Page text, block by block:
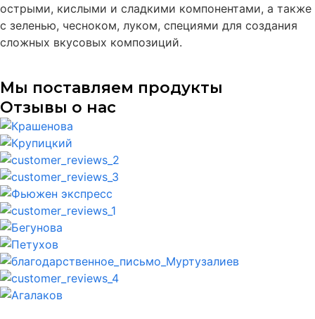
острыми, кислыми и сладкими компонентами, а также
с зеленью, чесноком, луком, специями для создания
сложных вкусовых композиций.
Мы поставляем продукты
Отзывы о нас